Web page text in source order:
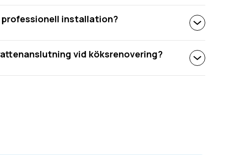
professionell installation?
vid köksrenovering?